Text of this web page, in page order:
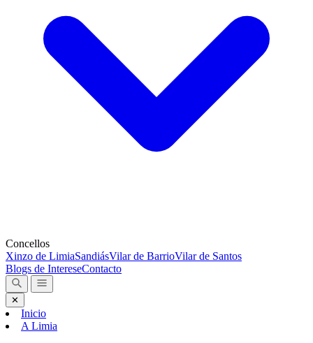
Concellos
Xinzo de LimiaSandiásVilar de BarrioVilar de Santos
Blogs de IntereseContacto
✕
Inicio
A Limia